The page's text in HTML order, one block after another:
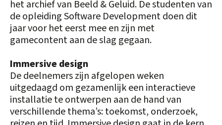
het archief van Beeld & Geluid. De studenten van
de opleiding Software Development doen dit
jaar voor het eerst mee en zijn met
gamecontent aan de slag gegaan.
Immersive design
De deelnemers zijn afgelopen weken
uitgedaagd om gezamenlijk een interactieve
installatie te ontwerpen aan de hand van
verschillende thema’s: toekomst, onderzoek,